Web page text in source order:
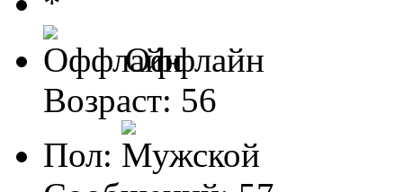
Оффлайн
Возраст: 56
Пол: